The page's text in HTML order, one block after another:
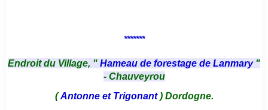
*******
Endroit du Village, " Hameau de forestage de Lanmary "
- Chauveyrou
(Antonne et Trigonant) Dordogne.